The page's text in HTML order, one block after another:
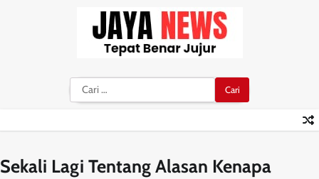
Cari
untuk:
Sekali Lagi Tentang Alasan Kenapa